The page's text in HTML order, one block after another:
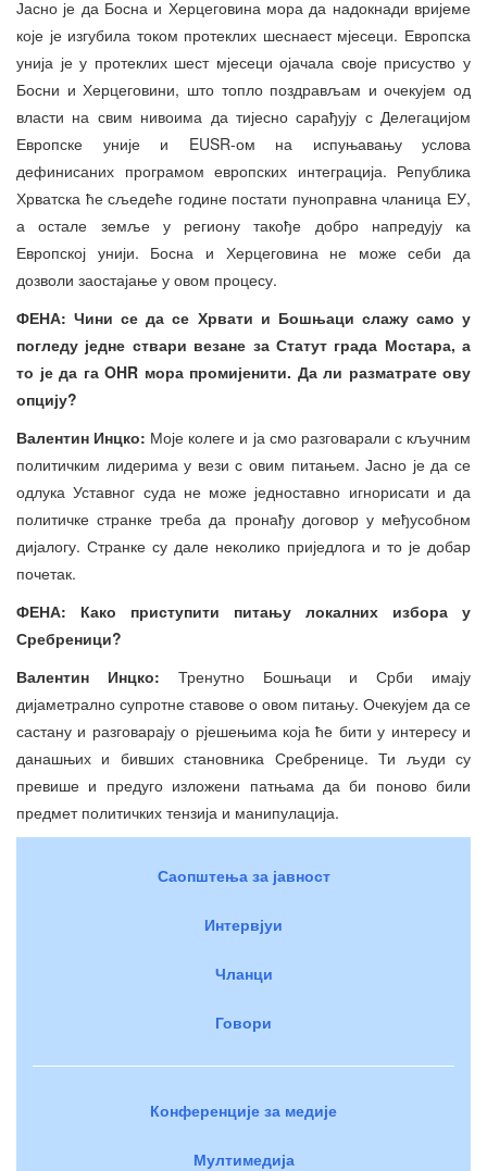
Јасно је да Босна и Херцеговина мора да надокнади вријеме
које је изгубила током протеклих шеснаест мјесеци. Европска
унија је у протеклих шест мјесеци ојачала своје присуство у
Босни и Херцеговини, што топло поздрављам и очекујем од
власти на свим нивоима да тијесно сарађују с Делегацијом
Европске уније и EUSR-ом на испуњавању услова
дефинисаних програмом европских интеграција. Република
Хрватска ће сљедеће године постати пуноправна чланица ЕУ,
а остале земље у региону такође добро напредују ка
Европској унији. Босна и Херцеговина не може себи да
дозволи заостајање у овом процесу.
ФЕНА: Чини се да се Хрвати и Бошњаци слажу само у
погледу једне ствари везане за Статут града Мостара, а
то је да га OHR мора промијенити. Да ли разматрате ову
опцију?
Валентин Инцко: Моје колеге и ја смо разговарали с кључним
политичким лидерима у вези с овим питањем. Јасно је да се
одлука Уставног суда не може једноставно игнорисати и да
политичке странке треба да пронађу договор у међусобном
дијалогу. Странке су дале неколико приједлога и то је добар
почетак.
ФЕНА: Како приступити питању локалних избора у
Сребреници?
Валентин Инцко: Тренутно Бошњаци и Срби имају
дијаметрално супротне ставове о овом питању. Очекујем да се
састану и разговарају о рјешењима која ће бити у интересу и
данашњих и бивших становника Сребренице. Ти људи су
превише и предуго изложени патњама да би поново били
предмет политичких тензија и манипулација.
Саопштења за јавност
Интервјуи
Чланци
Говори
Конференције за медије
Мултимедија